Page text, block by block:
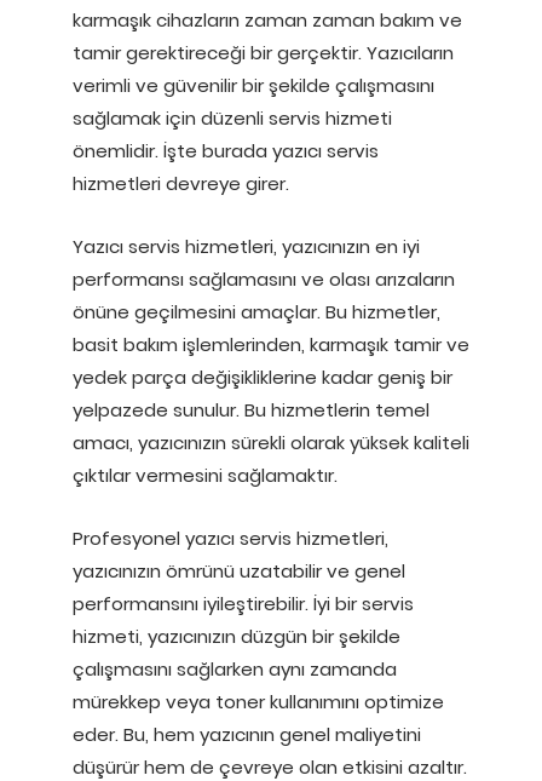
karmaşık cihazların zaman zaman bakım ve
tamir gerektireceği bir gerçektir. Yazıcıların
verimli ve güvenilir bir şekilde çalışmasını
sağlamak için düzenli servis hizmeti
önemlidir. İşte burada yazıcı servis
hizmetleri devreye girer.
Yazıcı servis hizmetleri, yazıcınızın en iyi
performansı sağlamasını ve olası arızaların
önüne geçilmesini amaçlar. Bu hizmetler,
basit bakım işlemlerinden, karmaşık tamir ve
yedek parça değişikliklerine kadar geniş bir
yelpazede sunulur. Bu hizmetlerin temel
amacı, yazıcınızın sürekli olarak yüksek kaliteli
çıktılar vermesini sağlamaktır.
Profesyonel yazıcı servis hizmetleri,
yazıcınızın ömrünü uzatabilir ve genel
performansını iyileştirebilir. İyi bir servis
hizmeti, yazıcınızın düzgün bir şekilde
çalışmasını sağlarken aynı zamanda
mürekkep veya toner kullanımını optimize
eder. Bu, hem yazıcının genel maliyetini
düşürür hem de çevreye olan etkisini azaltır.